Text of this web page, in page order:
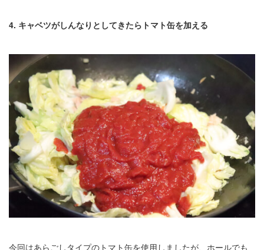
4. キャベツがしんなりとしてきたらトマト缶を加える
今回はあらごしタイプのトマト缶を使用しましたが、ホールでも